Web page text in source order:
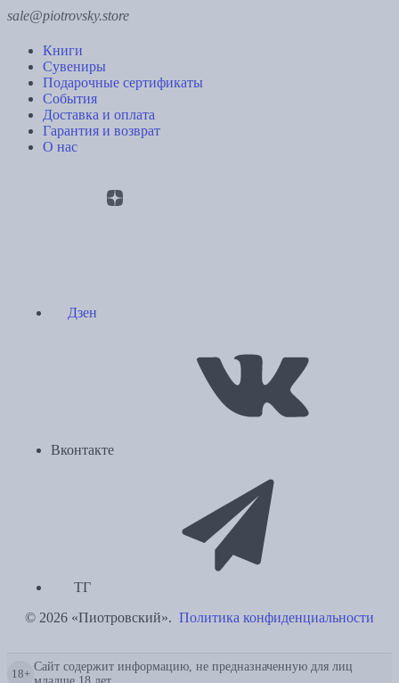
sale@piotrovsky.store
Книги
Сувениры
Подарочные сертификаты
События
Доставка и оплата
Гарантия и возврат
О нас
Дзен
Вконтакте
ТГ
© 2026 «Пиотровский». Политика конфиденциальности
18+
Сайт содержит информацию, не предназначенную для лиц